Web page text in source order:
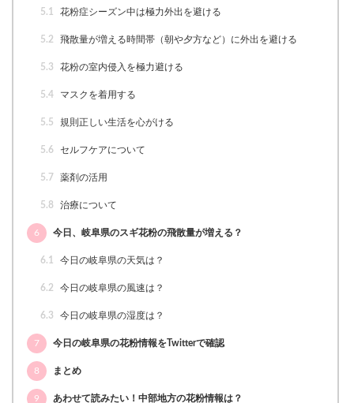
5.1 花粉症シーズン中は極力外出を避ける
5.2 飛散量が増える時間帯（朝や夕方など）に外出を避ける
5.3 花粉の室内侵入を極力避ける
5.4 マスクを着用する
5.5 規則正しい生活を心がける
5.6 セルフケアについて
5.7 薬剤の活用
5.8 治療について
6 今日、岐阜県のスギ花粉の飛散量が増える？
6.1 今日の岐阜県の天気は？
6.2 今日の岐阜県の風速は？
6.3 今日の岐阜県の湿度は？
7 今日の岐阜県の花粉情報をTwitterで確認
8 まとめ
9 あわせて読みたい！中部地方の花粉情報は？